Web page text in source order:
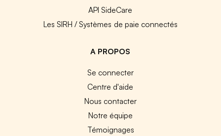
API SideCare
Les SIRH / Systèmes de paie connectés
A PROPOS
Se connecter
Centre d'aide
Nous contacter
Notre équipe
Témoignages